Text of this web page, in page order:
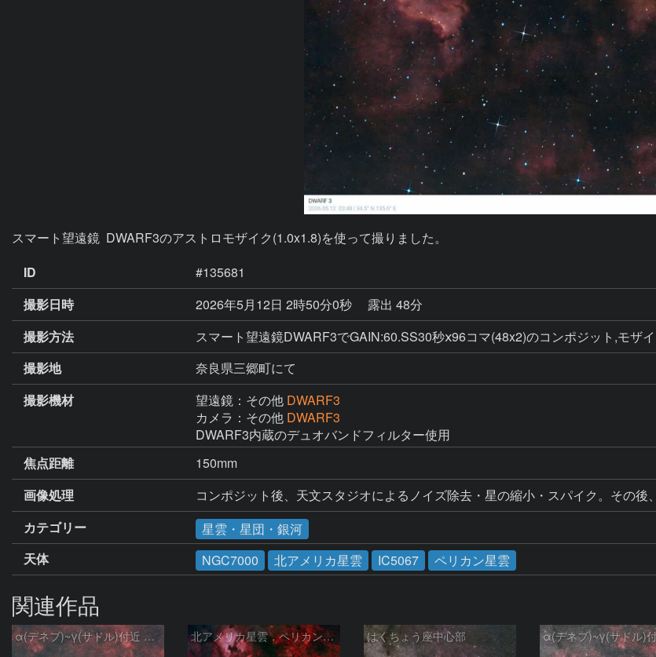
スマート望遠鏡  DWARF3のアストロモザイク(1.0x1.8)を使って撮りました。
ID
#135681
撮影日時
2026年5月12日 2時50分0秒
露出 48分
撮影方法
スマート望遠鏡DWARF3でGAIN:60.SS30秒ⅹ96コマ(48x2)のコンポジット,モザ
撮影地
奈良県三郷町にて
撮影機材
望遠鏡：その他 DWARF3
カメラ：その他 DWARF3
DWARF3内蔵のデュオバンドフィルター使用
焦点距離
150mm
画像処理
コンポジット後、天文スタジオによるノイズ除去・星の縮小・スパイク。その後
カテゴリー
星雲・星団・銀河
天体
NGC7000 北アメリカ星雲 IC5067 ペリカン星雲
関連作品
α(デネブ)~γ(サドル)付近 NGC7000 北アメリカ星雲 IC5067~5070 ペリカン星雲 Sh2-112 はくちょう座 北アメリカ星雲，ペリカン星雲，サドル付近，クレセント星雲，網状星雲・・・etc はくちょう座中心部